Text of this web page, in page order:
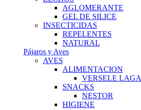
AGLOMERANTE
GEL DE SILICE
INSECTICIDAS
REPELENTES
NATURAL
Pájaros y Aves
AVES
ALIMENTACION
VERSELE LAGA
SNACKS
NESTOR
HIGIENE